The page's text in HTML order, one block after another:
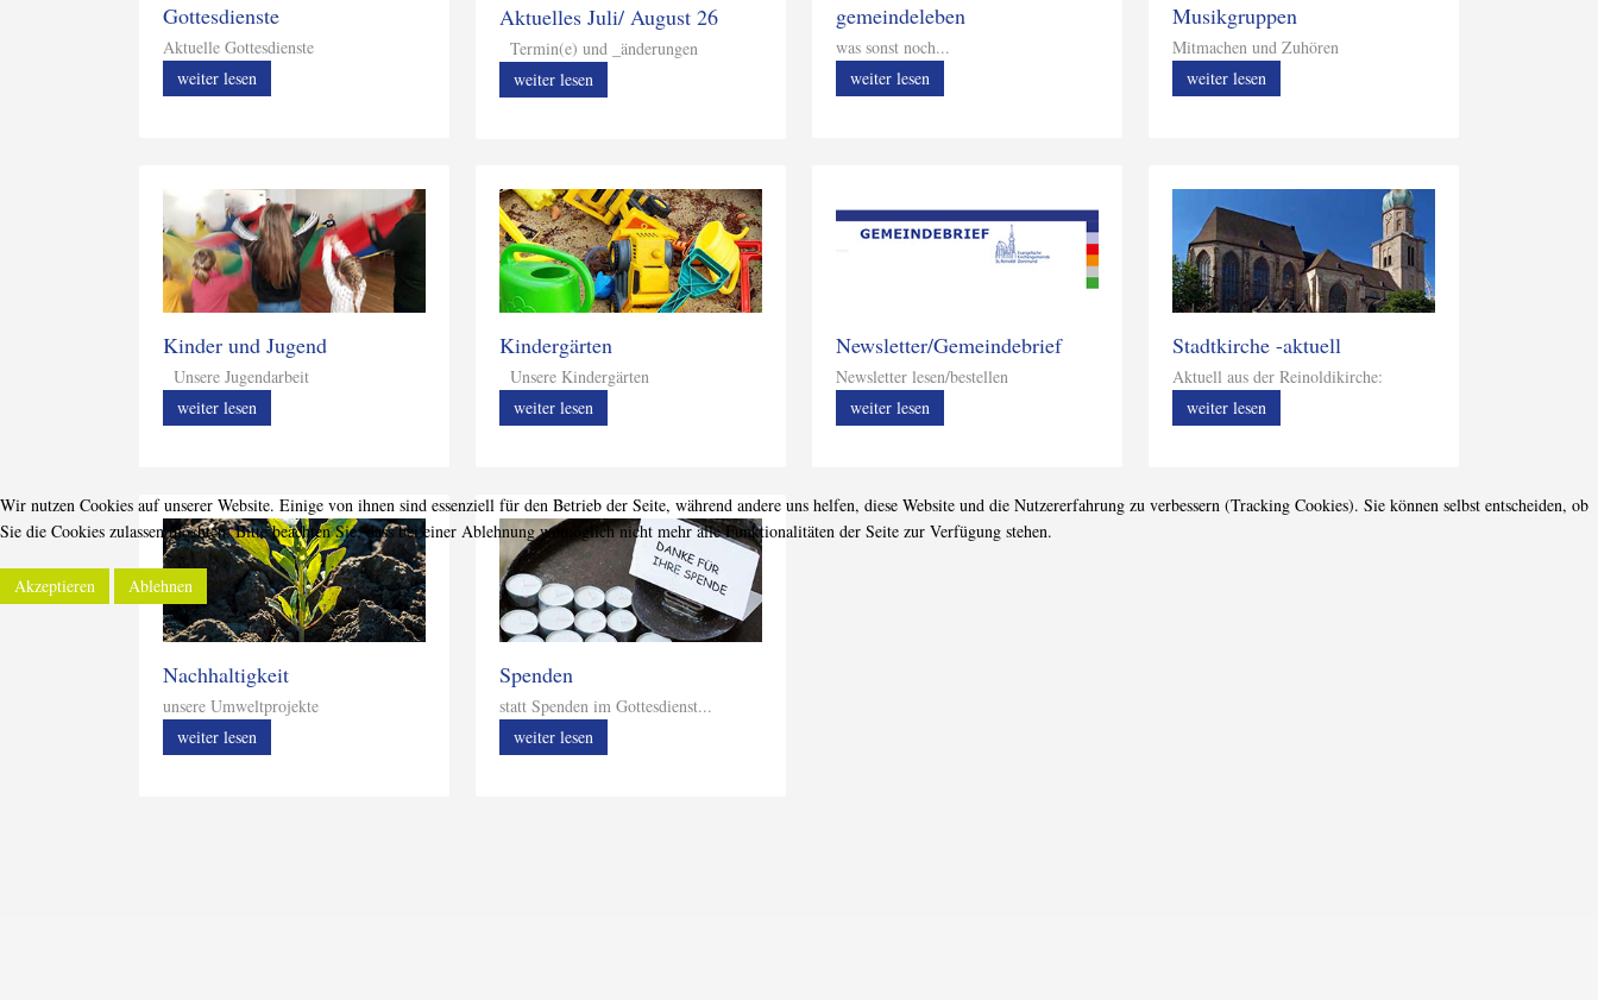
Gottesdienste
Aktuelle Gottesdienste
weiter lesen
Aktuelles Juli/ August 26
Termin(e) und _änderungen
weiter lesen
gemeindeleben
was sonst noch...
weiter lesen
Musikgruppen
Mitmachen und Zuhören
weiter lesen
Kinder und Jugend
Unsere Jugendarbeit
weiter lesen
Kindergärten
Unsere Kindergärten
weiter lesen
Newsletter/Gemeindebrief
Newsletter lesen/bestellen
weiter lesen
Stadtkirche -aktuell
Aktuell aus der Reinoldikirche:
weiter lesen
Nachhaltigkeit
unsere Umweltprojekte
weiter lesen
Spenden
statt Spenden im Gottesdienst...
weiter lesen
Wir nutzen Cookies auf unserer Website. Einige von ihnen sind essenziell für den Betrieb der Seite, während andere uns helfen, diese Website und die Nutzererfahrung zu verbessern (Tracking Cookies). Sie können selbst entscheiden, ob
Sie die Cookies zulassen möchten. Bitte beachten Sie, dass bei einer Ablehnung womöglich nicht mehr alle Funktionalitäten der Seite zur Verfügung stehen.
Akzeptieren Ablehnen